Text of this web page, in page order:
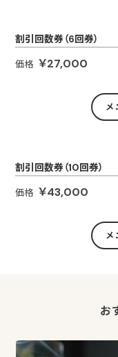
割引回数券（6回券）
価格 ￥27,000
メ
割引回数券（10回券）
価格 ￥43,000
メ
お